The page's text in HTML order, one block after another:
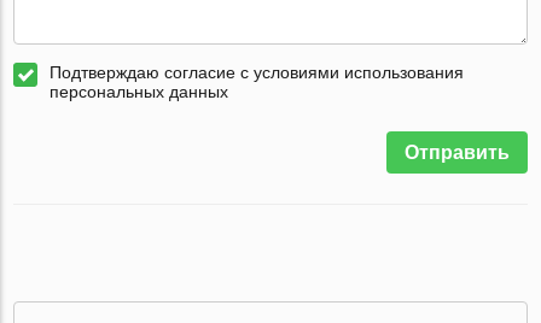
Подтверждаю согласие с условиями использования
персональных данных
Отправить